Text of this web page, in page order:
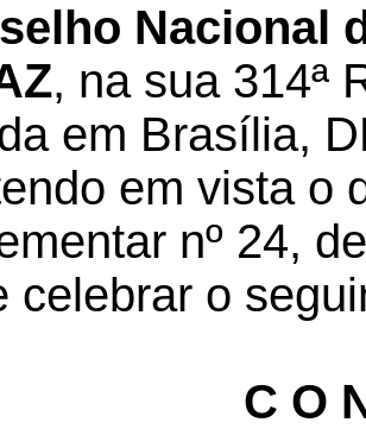
Nacional
, na sua 314ª
em Brasília,
em vista o
nº 24,
celebrar o
C O